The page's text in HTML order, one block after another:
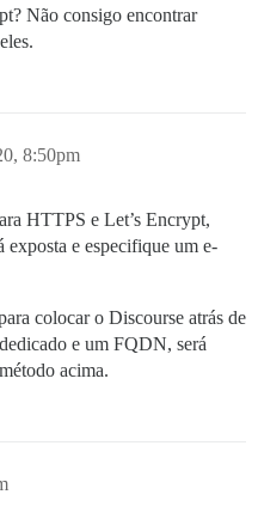
Não consigo encontrar
8:50pm
HTTPS e Let’s Encrypt,
exposta e especifique um e-
colocar o Discourse atrás de
e um FQDN, será
acima.